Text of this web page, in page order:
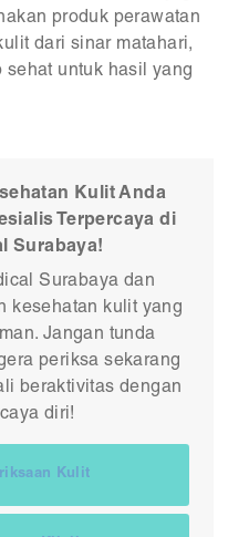
produk perawatan
dari sinar matahari,
untuk hasil yang
Kulit Anda
Terpercaya di
Surabaya!
Surabaya dan
kesehatan kulit yang
Jangan tunda
periksa sekarang
beraktivitas dengan
diri!
Kulit